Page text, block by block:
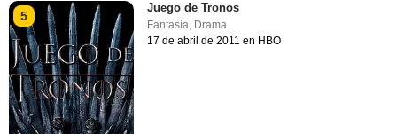
5
Juego de Tronos
Fantasía, Drama
17 de abril de 2011 en HBO